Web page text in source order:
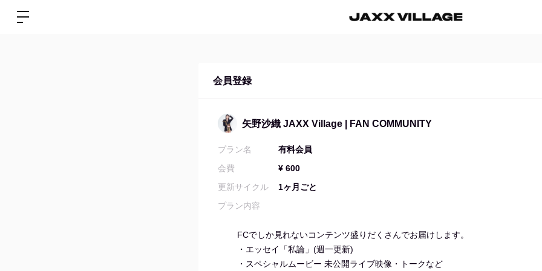
会員登録
矢野沙織 JAXX Village | FAN COMMUNITY
プラン名
有料会員
会費
¥ 600
更新サイクル
1ヶ月ごと
プラン内容
FCでしか見れないコンテンツ盛りだくさんでお届けします。
・エッセイ「私論」(週一更新)
・スペシャルムービー 未公開ライブ映像・トークなど